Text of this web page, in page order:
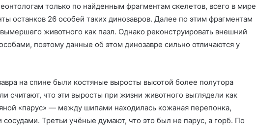
только по найденным фрагментам скелетов, всего в мире
останков 26 особей таких динозавров. Далее по этим фрагментам
животного как пазл. Однако реконструировать внешний
поэтому данные об этом динозавре сильно отличаются у
на спине были костяные выросты высотой более полутора
считают, что эти выросты при жизни животного выглядели как
«парус» — между шипами находилась кожаная перепонка,
Третьи учёные думают, что это был не парус, а горб. По